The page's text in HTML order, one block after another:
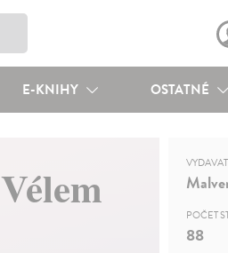
E-KNIHY OSTATNÉ
POČET
88